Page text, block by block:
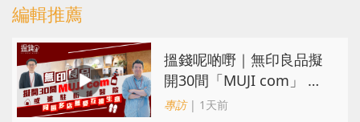
編輯推薦
搵錢呢啲嘢｜無印良品擬
開30間「MUJI com」 或
進駐街舖醫院 同區多店無
專訪| 1天前